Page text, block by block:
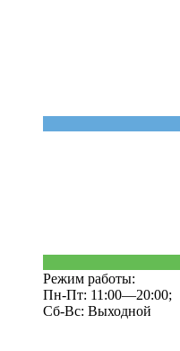
Режим работы:
Пн-Пт: 11:00—20:00;
Сб-Вс: Выходной